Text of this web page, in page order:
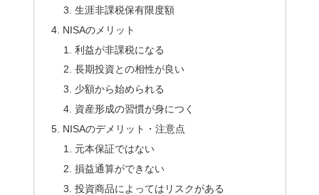
生涯非課税保有限度額
NISAのメリット
利益が非課税になる
長期投資との相性が良い
少額から始められる
資産形成の習慣が身につく
NISAのデメリット・注意点
元本保証ではない
損益通算ができない
投資商品によってはリスクがある